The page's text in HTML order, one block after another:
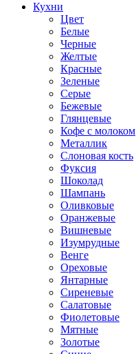
Кухни
Цвет
Белые
Черные
Желтые
Красные
Зеленые
Серые
Бежевые
Глянцевые
Кофе с молоком
Металлик
Слоновая кость
Фуксия
Шоколад
Шампань
Оливковые
Оранжевые
Вишневые
Изумрудные
Венге
Ореховые
Янтарные
Сиреневые
Салатовые
Фиолетовые
Мятные
Золотые